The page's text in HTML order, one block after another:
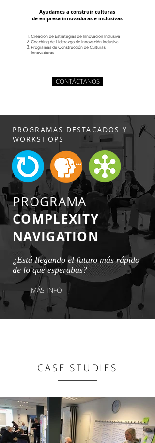
Ayudamos a construir culturas
de empresa innovadoras e inclusivas
Creación de Estrategias de Innovación Inclusiva
Coaching de Liderazgo de Innovación Inclusiva
Programas de Construcción de Culturas
Innovadoras
CONTÁCTANOS
PROGRAMAS DESTACADOS Y
WORKSHOPS
PROGRAMA
COMPLEXITY
NAVIGATION
¿Está llegando el futuro más rápido
de lo que esperabas?
MÁS INFO
CASE STUDIES